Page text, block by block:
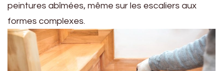
peintures abîmées, même sur les escaliers aux
formes complexes.